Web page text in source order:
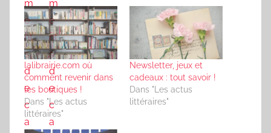
lalibrairie.com où
comment revenir dans
les boutiques !
Dans "Les actus
littéraires"
Newsletter, jeux et
cadeaux : tout savoir !
Dans "Les actus
littéraires"